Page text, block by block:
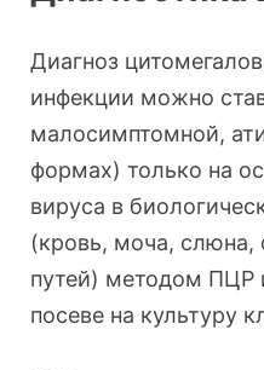
Диагноз
инфекции можно
малосимптомной,
формах) только на
вируса в
(кровь, моча, слюна,
путей) методом ПЦР
посеве на культуру